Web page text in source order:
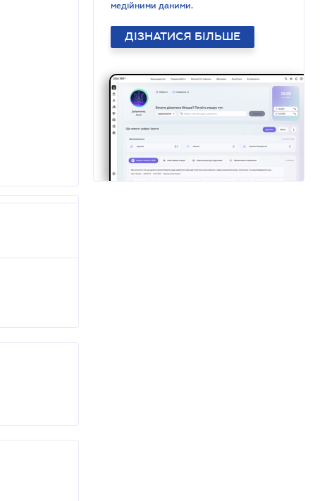
медійними даними.
ДІЗНАТИСЯ БІЛЬШЕ